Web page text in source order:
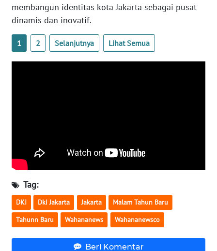
membangun identitas kota Jakarta sebagai pusat
dinamis dan inovatif.
1 2 Selanjutnya Lihat Semua
Tag:
DKI Dki Jakarta Jakarta Malam Tahun Baru
Tahunn Baru Wahananews Wahananewsco
Beri Komentar
RIAU
WN
SERAMBI
WN
NTB
WN
SULTENG
WN
SULBAR